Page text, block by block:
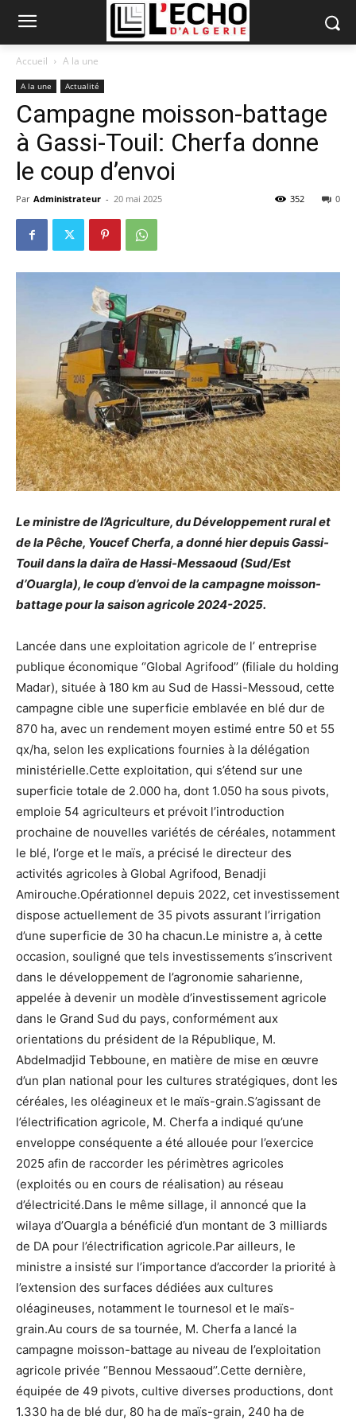
Accueil A la une
A la une Actualité
Campagne moisson-battage
à Gassi-Touil: Cherfa donne
le coup d’envoi
Par Administrateur - 20 mai 2025 0
352
Le ministre de l’Agriculture, du Développement rural et
de la Pêche, Youcef Cherfa, a donné hier depuis Gassi-
Touil dans la daïra de Hassi-Messaoud (Sud/Est
d’Ouargla), le coup d’envoi de la campagne moisson-
battage pour la saison agricole 2024-2025.
Lancée dans une exploitation agricole de l’ entreprise
publique économique ‘’Global Agrifood’’ (filiale du holding
Madar), située à 180 km au Sud de Hassi-Messoud, cette
campagne cible une superficie emblavée en blé dur de
870 ha, avec un rendement moyen estimé entre 50 et 55
qx/ha, selon les explications fournies à la délégation
ministérielle.Cette exploitation, qui s’étend sur une
superficie totale de 2.000 ha, dont 1.050 ha sous pivots,
emploie 54 agriculteurs et prévoit l’introduction
prochaine de nouvelles variétés de céréales, notamment
le blé, l’orge et le maïs, a précisé le directeur des
activités agricoles à Global Agrifood, Benadji
Amirouche.Opérationnel depuis 2022, cet investissement
dispose actuellement de 35 pivots assurant l’irrigation
d’une superficie de 30 ha chacun.Le ministre a, à cette
occasion, souligné que tels investissements s’inscrivent
dans le développement de l’agronomie saharienne,
appelée à devenir un modèle d’investissement agricole
dans le Grand Sud du pays, conformément aux
orientations du président de la République, M.
Abdelmadjid Tebboune, en matière de mise en œuvre
d’un plan national pour les cultures stratégiques, dont les
céréales, les oléagineux et le maïs-grain.S’agissant de
l’électrification agricole, M. Cherfa a indiqué qu’une
enveloppe conséquente a été allouée pour l’exercice
2025 afin de raccorder les périmètres agricoles
(exploités ou en cours de réalisation) au réseau
d’électricité.Dans le même sillage, il annoncé que la
wilaya d’Ouargla a bénéficié d’un montant de 3 milliards
de DA pour l’électrification agricole.Par ailleurs, le
ministre a insisté sur l’importance d’accorder la priorité à
l’extension des surfaces dédiées aux cultures
oléagineuses, notamment le tournesol et le maïs-
grain.Au cours de sa tournée, M. Cherfa a lancé la
campagne moisson-battage au niveau de l’exploitation
agricole privée ‘’Bennou Messaoud’’.Cette dernière,
équipée de 49 pivots, cultive diverses productions, dont
1.330 ha de blé dur, 80 ha de maïs-grain, 240 ha de